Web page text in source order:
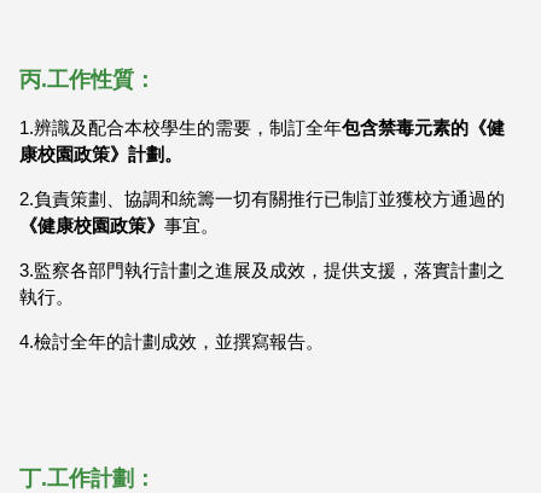
丙.工作性質：
1.辨識及配合本校學生的需要，制訂全年包含禁毒元素的《健
康校園政策》計劃。
2.負責策劃、協調和統籌一切有關推行已制訂並獲校方通過的
《健康校園政策》 事宜。
3.監察各部門執行計劃之進展及成效，提供支援，落實計劃之
執行。
4.檢討全年的計劃成效，並撰寫報告。
丁.工作計劃：